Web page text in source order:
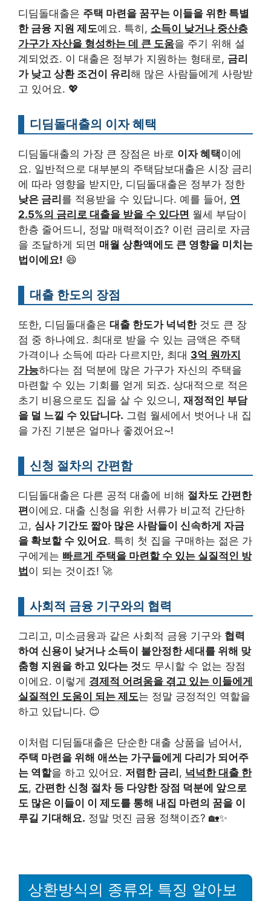
디딤돌대출은 주택 마련을 꿈꾸는 이들을 위한 특별
한 금융 지원 제도예요. 특히, 소득이 낮거나 중산층
가구가 자산을 형성하는 데 큰 도움을 주기 위해 설
계되었죠. 이 대출은 정부가 지원하는 형태로, 금리
가 낮고 상환 조건이 유리 해 많은 사람들에게 사랑받
고 있어요. 💖
디딤돌대출의 이자 혜택
디딤돌대출의 가장 큰 장점은 바로 이자 혜택이에
요. 일반적으로 대부분의 주택담보대출은 시장 금리
에 따라 영향을 받지만, 디딤돌대출은 정부가 정한
낮은 금리 를 적용받을 수 있답니다. 예를 들어, 연
2.5%의 금리로 대출을 받을 수 있다면 월세 부담이
한층 줄어드니, 정말 매력적이죠? 이런 금리로 자금
을 조달하게 되면 매월 상환액에도 큰 영향을 미치는
법이에요! 😄
대출 한도의 장점
또한, 디딤돌대출은 대출 한도가 넉넉한것도 큰 장
점 중 하나예요. 최대로 받을 수 있는 금액은 주택
가격이나 소득에 따라 다르지만, 최대 3억 원까지
가능하다는 점 덕분에 많은 가구가 자신의 주택을
마련할 수 있는 기회를 얻게 되죠. 상대적으로 적은
초기 비용으로도 집을 살 수 있으니, 재정적인 부담
을 덜 느낄 수 있답니다. 그럼 월세에서 벗어나 내 집
을 가진 기분은 얼마나 좋겠어요~!
신청 절차의 간편함
디딤돌대출은 다른 공적 대출에 비해 절차도 간편한
편이에요. 대출 신청을 위한 서류가 비교적 간단하
고, 심사 기간도 짧아 많은 사람들이 신속하게 자금
을 확보할 수 있어요. 특히 첫 집을 구매하는 젊은 가
구에게는 빠르게 주택을 마련할 수 있는 실질적인 방
법 이 되는 것이죠! 🚀
사회적 금융 기구와의 협력
그리고, 미소금융과 같은 사회적 금융 기구와 협력
하여 신용이 낮거나 소득이 불안정한 세대를 위해 맞
춤형 지원을 하고 있다는 것도 무시할 수 없는 장점
이에요. 이렇게 경제적 어려움을 겪고 있는 이들에게
실질적인 도움이 되는 제도는 정말 긍정적인 역할을
하고 있답니다. 😊
이처럼 디딤돌대출은 단순한 대출 상품을 넘어서,
주택 마련을 위해 애쓰는 가구들에게 다리가 되어주
는 역할을 하고 있어요. 저렴한 금리, 넉넉한 대출 한
도, 간편한 신청 절차 등 다양한 장점 덕분에 앞으로
도 많은 이들이 이 제도를 통해 내집 마련의 꿈을 이
루길 기대해요. 정말 멋진 금융 정책이죠? 🏡✨
상환방식의 종류와 특징 알아보